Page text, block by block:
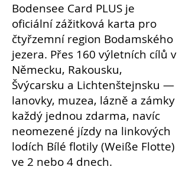
Bodensee Card PLUS je
oficiální zážitková karta pro
čtyřzemní region Bodamského
jezera. Přes 160 výletních cílů v
Německu, Rakousku,
Švýcarsku a Lichtenštejnsku —
lanovky, muzea, lázně a zámky
každý jednou zdarma, navíc
neomezené jízdy na linkových
lodích Bílé flotily (Weiße Flotte)
ve 2 nebo 4 dnech.